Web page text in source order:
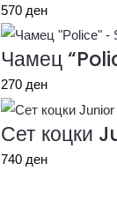
570 ден
Чамец
270 ден
Сет коцки
740 ден